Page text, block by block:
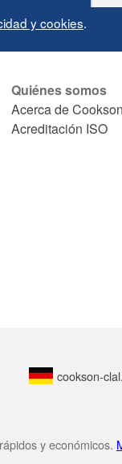
y cookies.
Quiénes somos
Acerca de Cookson
Acreditación ISO
cookson-
y económicos.